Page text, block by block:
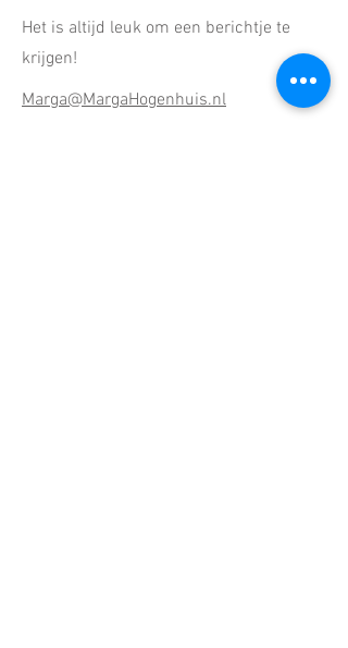
Het is altijd leuk om een berichtje te
krijgen!
Marga@MargaHogenhuis.nl